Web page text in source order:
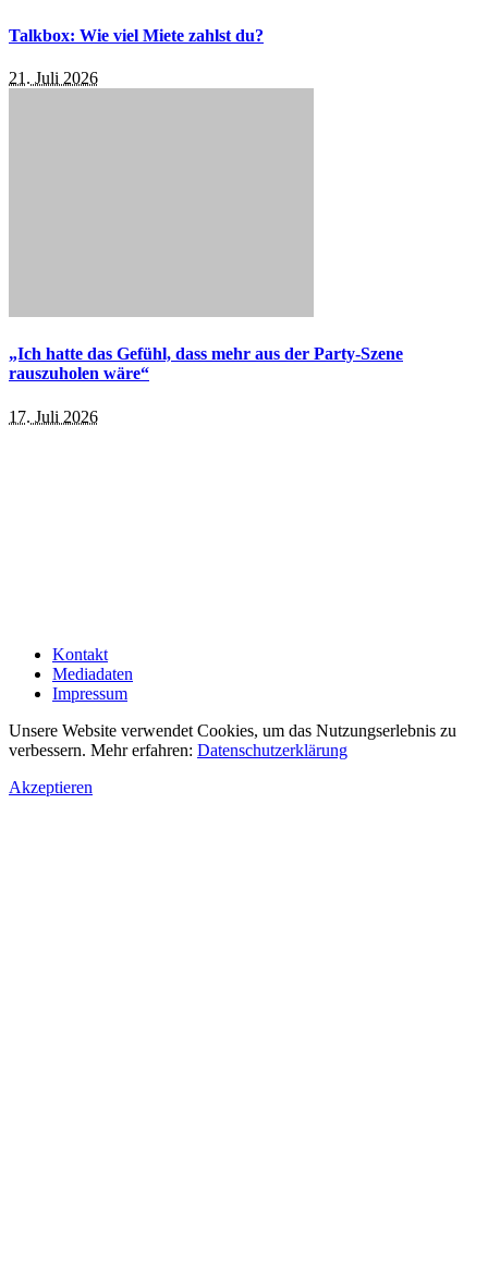
Talkbox: Wie viel Miete zahlst du?
21. Juli 2026
„Ich hatte das Gefühl, dass mehr aus der Party-Szene
rauszuholen wäre“
17. Juli 2026
Kontakt
Mediadaten
Impressum
Unsere Website verwendet Cookies, um das Nutzungserlebnis zu
verbessern. Mehr erfahren: Datenschutzerklärung
Akzeptieren